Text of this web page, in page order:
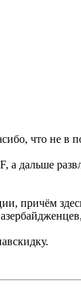
что не в
дальше
причём